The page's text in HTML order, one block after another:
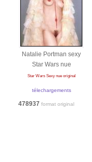
Natalie Portman sexy
Star Wars nue
Star Wars Sexy nue original
télechargements
478937 format original